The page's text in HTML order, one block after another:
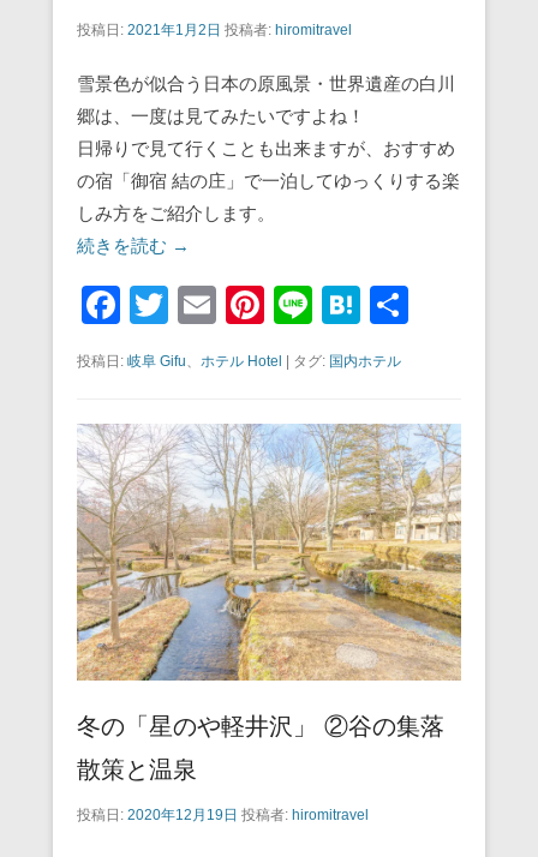
投稿日: 2021年1月2日 投稿者: hiromitravel
雪景色が似合う日本の原風景・世界遺産の白川
郷は、一度は見てみたいですよね！
日帰りで見て行くことも出来ますが、おすすめ
の宿「御宿 結の庄」で一泊してゆっくりする楽
しみ方をご紹介します。
続きを読む →
F
a
c
e
b
o
o
k
T
wi
tt
er
E
ail
Pi
nt
er
e
st
Li
n
e
H
at
e
n
a
投稿日: 岐阜 Gifu、 ホテル Hotel タグ: 国内ホテル
冬の「星のや軽井沢」 ②谷の集落
散策と温泉
投稿日: 2020年12月19日 投稿者: hiromitravel